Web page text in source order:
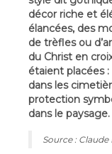
décor riche et
élancées, des
de trèfles ou
du Christ en
étaient placées :
dans les
protection
dans le paysage.
Source : Claude